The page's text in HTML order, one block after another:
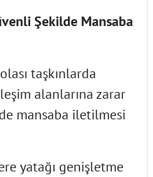
Şekilde Mansaba
taşkınlarda
alanlarına zarar
mansaba iletilmesi
yatağı genişletme